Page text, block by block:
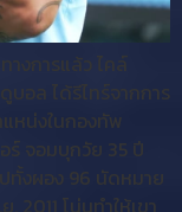
งการแล้ว ไคล์
อล ได้รีไทร์จากการ
หน่งในกองทัพ
จอมบุกวัย 35 ปี
ทั้งผอง 96 นัดหมาย
โน่นทำให้เขา